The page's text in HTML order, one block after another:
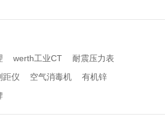
werth工业CT
耐震压力表
距仪 空气消毒机
有机锌